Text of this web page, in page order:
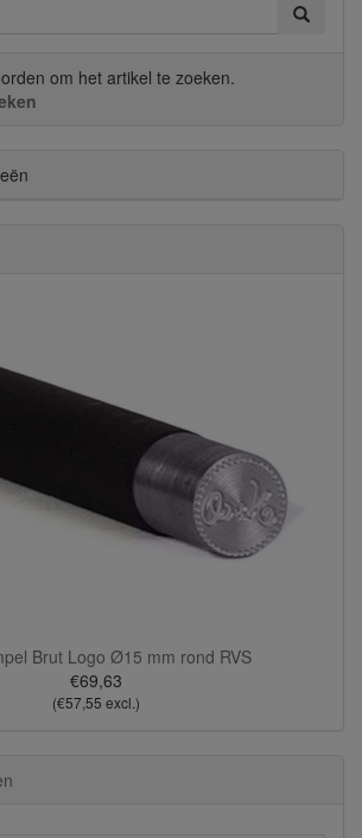
om het artikel te zoeken.
Brut Logo Ø15 mm rond RVS
€69,63
(€57,55 excl.)